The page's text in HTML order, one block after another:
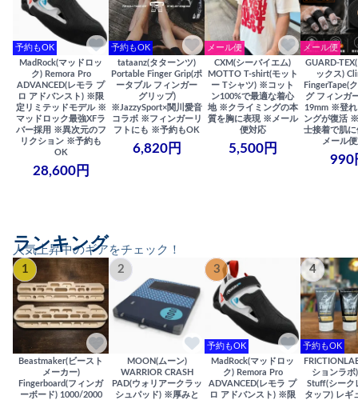
予約もOK
MadRock(マッドロッ
ク) Remora Pro
ADVANCED(レモラ プ
ロ アドバンスト) ※限
定リミテッドモデル ※
マッドロック最強XFラ
バー採用 ※異次元のフ
リクション ※予約も
OK
28,600円
予約もOK
tataanz(タターンツ)
Portable Finger Grip(ポ
ータブル フィンガー
グリップ)
※JazzySport×関川愛音
コラボ ※フィンガーリ
フトにも ※予約もOK
6,820円
メール便
CXM(シーバイエム)
MOTTO T-shirt(モット
ー Tシャツ) ※コット
ン100%で最適な着心
地 ※クライミングの本
質を胸に表現 ※メール
便対応
5,500円
メール便
GUARD-
ックス)
FingerTape(
グ フィンガ
19mm ※登れ
ングが復活
士接着で肌
メール
990
人気上昇中のギアをチェック！
ランキング
1
Beastmaker(ビースト
メーカー)
Fingerboard(フィンガ
ーボード) 1000/2000
2
MOON(ムーン)
WARRIOR CRASH
PAD(ウォリアークラッ
シュパッド) ※厚みと
3
予約もOK
MadRock(マッドロッ
ク) Remora Pro
ADVANCED(レモラ プ
ロ アドバンスト) ※限
4
予約もOK
ションラボ
Stuff(シーク
タッフ) レギ